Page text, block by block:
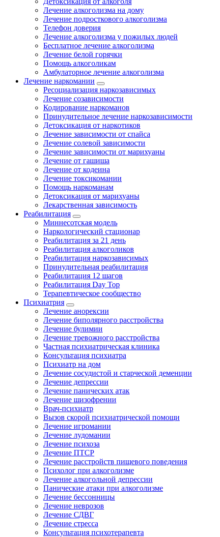
Лечение алкоголизма на дому
Лечение подросткового алкоголизма
Телефон доверия
Лечение алкоголизма у пожилых людей
Бесплатное лечение алкоголизма
Лечение белой горячки
Помощь алкоголикам
Амбулаторное лечение алкоголизма
Лечение наркомании
Ресоциализация наркозависимых
Лечение созависимости
Кодирование наркоманов
Принудительное лечение наркозависимости
Детоксикация от наркотиков
Лечение зависимости от спайса
Лечение солевой зависимости
Лечение зависимости от марихуаны
Лечение от гашиша
Лечение от кодеина
Лечение токсикомании
Помощь наркоманам
Детоксикация от марихуаны
Лекарственная зависимость
Реабилитация
Миннесотская модель
Наркологический стационар
Реабилитация за 21 день
Реабилитация алкоголиков
Реабилитация наркозависимых
Принудительная реабилитация
Реабилитация 12 шагов
Реабилитация Day Top
Терапевтическое сообщество
Психиатрия
Лечение анорексии
Лечение биполярного расстройства
Лечение булимии
Лечение тревожного расстройства
Частная психиатрическая клиника
Консультация психиатра
Психиатр на дом
Лечение сосудистой и старческой деменции
Лечение депрессии
Лечение панических атак
Лечение шизофрении
Врач-психиатр
Вызов скорой психиатрической помощи
Лечение игромании
Лечение лудомании
Лечение психоза
Лечение ПТСР
Лечение расстройств пищевого поведения
Психолог при алкоголизме
Лечение алкогольной депрессии
Панические атаки при алкоголизме
Лечение бессонницы
Лечение неврозов
Лечение СДВГ
Лечение стресса
Консультация психотерапевта